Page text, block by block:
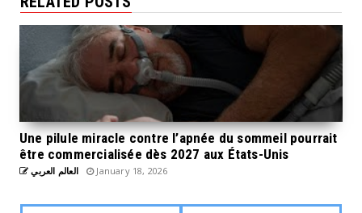
Une pilule miracle contre l’apnée du sommeil pourrait
être commercialisée dès 2027 aux États-Unis
العالم العربي January 18, 2026